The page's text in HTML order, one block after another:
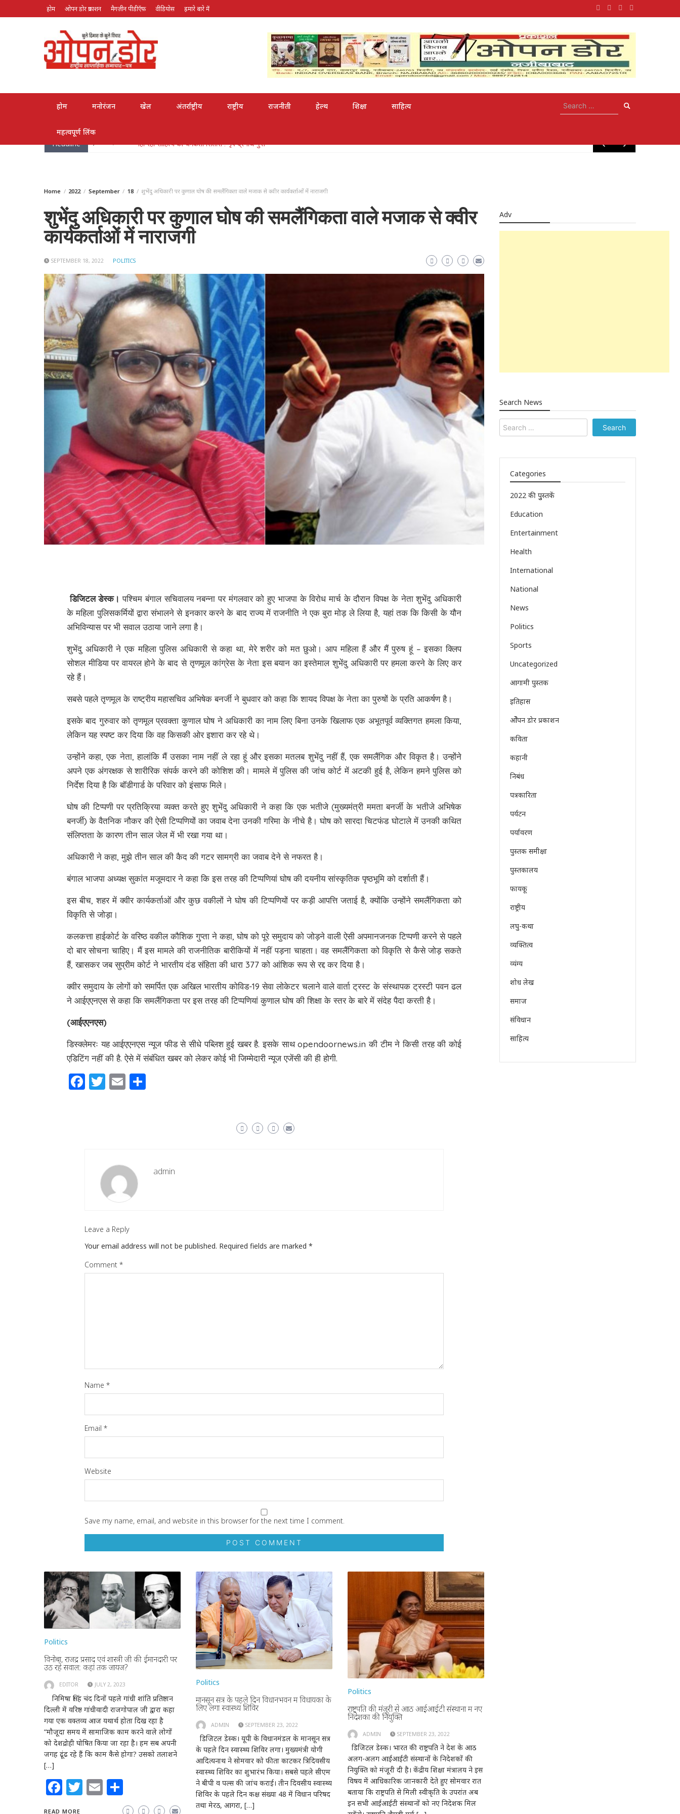
होम ओपन डोर प्रकाशन मैगज़ीन पीडीऍफ़ वीडियोस हमारे बारे में
होम मनोरंजन खेल अंतर्राष्ट्रीय राष्ट्रीय राजनीती हेल्थ शिक्षा साहित्य
महत्वपूर्ण लिंक
Headline
लोक गायक भरत सिंह भारती हुए पद्मश्री से सम्मानित
Home 2022 September 18 शुभेंदु अधिकारी पर कुणाल घोष की समलैंगिकता वाले मजाक से क्वीर कार्यकर्ताओं में नाराजगी
शुभेंदु अधिकारी पर कुणाल घोष की समलैंगिकता वाले मजाक से क्वीर
कार्यकर्ताओं में नाराजगी
SEPTEMBER 18, 2022 POLITICS
डिजिटल डेस्क। पश्चिम बंगाल सचिवालय नबन्ना पर मंगलवार को हुए भाजपा के विरोध मार्च के दौरान विपक्ष के नेता शुभेंदु अधिकारी
के महिला पुलिसकर्मियों द्वारा संभालने से इनकार करने के बाद राज्य में राजनीति ने एक बुरा मोड़ ले लिया है, यहां तक कि किसी के यौन
अभिविन्यास पर भी सवाल उठाया जाने लगा है।
शुभेंदु अधिकारी ने एक महिला पुलिस अधिकारी से कहा था, मेरे शरीर को मत छुओ। आप महिला हैं और मैं पुरुष हूं – इसका क्लिप
सोशल मीडिया पर वायरल होने के बाद से तृणमूल कांग्रेस के नेता इस बयान का इस्तेमाल शुभेंदु अधिकारी पर हमला करने के लिए कर
रहे हैं।
सबसे पहले तृणमूल के राष्ट्रीय महासचिव अभिषेक बनर्जी ने बुधवार को कहा कि शायद विपक्ष के नेता का पुरुषों के प्रति आकर्षण है।
इसके बाद गुरुवार को तृणमूल प्रवक्ता कुणाल घोष ने अधिकारी का नाम लिए बिना उनके खिलाफ एक अभूतपूर्व व्यक्तिगत हमला किया,
लेकिन यह स्पष्ट कर दिया कि वह किसकी ओर इशारा कर रहे थे।
उन्होंने कहा, एक नेता, हालांकि मैं उसका नाम नहीं ले रहा हूं और इसका मतलब शुभेंदु नहीं हैं, एक समलैंगिक और विकृत है। उन्होंने
अपने एक अंगरक्षक से शारीरिक संपर्क करने की कोशिश की। मामले में पुलिस की जांच कोर्ट में अटकी हुई है, लेकिन हमने पुलिस को
निर्देश दिया है कि बॉडीगार्ड के परिवार को इंसाफ मिले।
घोष की टिप्पणी पर प्रतिक्रिया व्यक्त करते हुए शुभेंदु अधिकारी ने कहा कि एक भतीजे (मुख्यमंत्री ममता बनर्जी के भतीजे अभिषेक
बनर्जी) के वैतनिक नौकर की ऐसी टिप्पणियों का जवाब देना उनकी गरिमा के नीचे है। घोष को सारदा चिटफंड घोटाले में उनकी कथित
संलिप्तता के कारण तीन साल जेल में भी रखा गया था।
अधिकारी ने कहा, मुझे तीन साल की कैद की गटर सामग्री का जवाब देने से नफरत है।
बंगाल भाजपा अध्यक्ष सुकांत मजूमदार ने कहा कि इस तरह की टिप्पणियां घोष की दयनीय सांस्कृतिक पृष्ठभूमि को दर्शाती हैं।
इस बीच, शहर में क्वीर कार्यकर्ताओं और कुछ वकीलों ने घोष की टिप्पणियों पर कड़ी आपत्ति जताई है, क्योंकि उन्होंने समलैंगिकता को
विकृति से जोड़ा।
कलकत्ता हाईकोर्ट के वरिष्ठ वकील कौशिक गुप्ता ने कहा, घोष को पूरे समुदाय को जोड़ने वाली ऐसी अपमानजनक टिप्पणी करने से पहले
दो बार सोचना चाहिए। मैं इस मामले की राजनीतिक बारीकियों में नहीं पड़ना चाहता। वह समलैंगिकता को विकृति से कैसे जोड़ सकते
हैं, खासकर जब सुप्रीम कोर्ट ने भारतीय दंड संहिता की धारा 377 को आंशिक रूप से रद्द कर दिया है।
क्वीर समुदाय के लोगों को समर्पित एक अखिल भारतीय कोविड-19 सेवा लोकेटर चलाने वाले वार्ता ट्रस्ट के संस्थापक ट्रस्टी पवन ढल
ने आईएएनएस से कहा कि समलैंगिकता पर इस तरह की टिप्पणियां कुणाल घोष की शिक्षा के स्तर के बारे में संदेह पैदा करती है।
(आईएएनएस)
डिस्क्लेमरः यह आईएएनएस न्यूज फीड से सीधे पब्लिश हुई खबर है. इसके साथ opendoornews.in की टीम ने किसी तरह की कोई
एडिटिंग नहीं की है. ऐसे में संबंधित खबर को लेकर कोई भी जिम्मेदारी न्यूज एजेंसी की ही होगी.
Facebook
Twitter
Email
admin
Leave a Reply
Your email address will not be published. Required fields are marked *
Comment *
Name *
Email *
Website
Save my name, email, and website in this browser for the next time I comment.
Politics
विनोबा, राजेंद्र प्रसाद एवं शास्त्री जी की ईमानदारी पर
उठ रहे सवाल: कहां तक जायज?
EDITOR JULY 2, 2023
निमिषा सिंह चंद दिनों पहले गांधी शांति प्रतिष्ठान
दिल्ली में वरिष्ठ गांधीवादी राजगोपाल जी द्वारा कहा
गया एक वक्तव्य आज यथार्थ होता दिख रहा है
“मौजूदा समय में सामाजिक काम करने वाले लोगों
को देशद्रोही घोषित किया जा रहा है। हम सब अपनी
जगह ढूंढ रहे हैं कि काम कैसे होगा? उसको तलाशने
[…]
Facebook
Twitter
Email
READ MORE
Politics
मानसून सत्र के पहले दिन विधानभवन में विधायकों के
लिए लगा स्वास्थ्य शिविर
ADMIN SEPTEMBER 23, 2022
डिजिटल डेस्क। यूपी के विधानमंडल के मानसून सत्र
के पहले दिन स्वास्थ्य शिविर लगा। मुख्यमंत्री योगी
आदित्यनाथ ने सोमवार को फीता काटकर त्रिदिवसीय
स्वास्थ्य शिविर का शुभारंभ किया। सबसे पहले सीएम
ने बीपी व पल्स की जांच कराई। तीन दिवसीय स्वास्थ्य
शिविर के पहले दिन कक्ष संख्या 48 में विधान परिषद
तथा मेरठ, आगरा, […]
Politics
राष्ट्रपति की मंजूरी से आठ आईआईटी संस्थानों में नए
निदेशकों की नियुक्ति
ADMIN SEPTEMBER 23, 2022
डिजिटल डेस्क। भारत की राष्ट्रपति ने देश के आठ
अलग-अलग आईआईटी संस्थानों के निदेशकों की
नियुक्ति को मंजूरी दी है। केंद्रीय शिक्षा मंत्रालय ने इस
विषय में आधिकारिक जानकारी देते हुए सोमवार रात
बताया कि राष्ट्रपति से मिली स्वीकृति के उपरांत अब
इन सभी आईआईटी संस्थानों को नए निदेशक मिल
Adv
Search News
Categories
2022 की पुुस्तकें
Education
Entertainment
Health
International
National
News
Politics
Sports
Uncategorized
आगामी पुस्तक
इतिहास
ओेपन डोर प्रकाशन
कविता
कहानी
निबंध
पत्रकारिता
पर्यटन
पर्यावरण
पुस्तक समीक्षा
पुस्तकालय
फायकू
राष्ट्रीय
लघु-कथा
व्यक्तित्व
व्यंग्य
शोध लेख
समाज
संविधान
साहित्य